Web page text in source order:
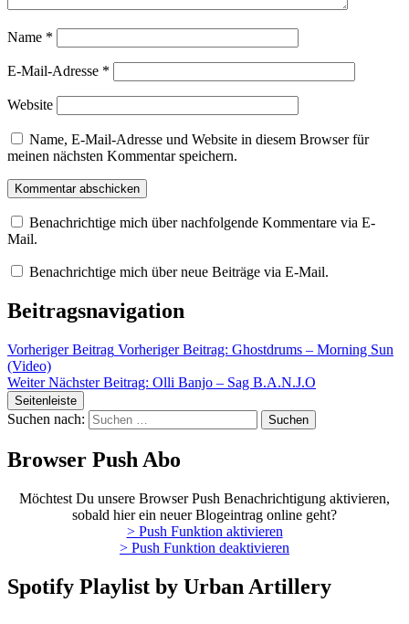
Name *
E-Mail-Adresse *
Website
Name, E-Mail-Adresse und Website in diesem Browser für
meinen nächsten Kommentar speichern.
Benachrichtige mich über nachfolgende Kommentare via E-
Mail.
Benachrichtige mich über neue Beiträge via E-Mail.
Beitragsnavigation
Vorheriger Beitrag Vorheriger Beitrag: Ghostdrums – Morning Sun
(Video)
Weiter Nächster Beitrag: Olli Banjo – Sag B.A.N.J.O
Seitenleiste
Suchen nach:
Browser Push Abo
Möchtest Du unsere Browser Push Benachrichtigung aktivieren,
sobald hier ein neuer Blogeintrag online geht?
> Push Funktion aktivieren
> Push Funktion deaktivieren
Spotify Playlist by Urban Artillery